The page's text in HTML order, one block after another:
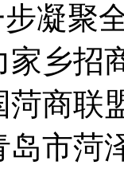
凝聚
家乡招
菏商联
岛市菏